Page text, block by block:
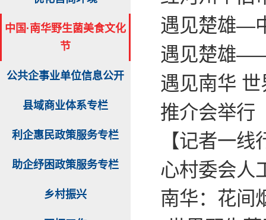
中国·南华野生菌美食文化
节
公共企事业单位信息公开
县域商业体系专栏
利企惠民政策服务专栏
助企纾困政策服务专栏
乡村振兴
遇见楚雄—
遇见楚雄
遇见南华
推介会举行
【记者一
心村委会人
南华：花间